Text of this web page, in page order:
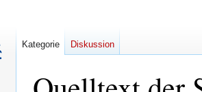
Kategorie Diskussion